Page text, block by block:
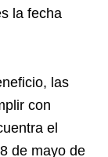
la fecha
las
con
el
de mayo de